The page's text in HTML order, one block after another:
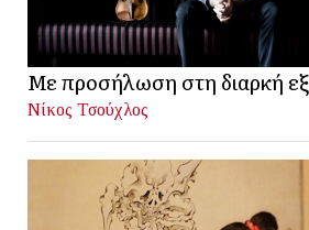
Με προσήλωση στη διαρκή
Νίκος Τσούχλος